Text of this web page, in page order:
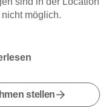
möglich.
stellen